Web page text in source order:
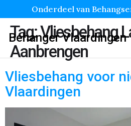
Onderdeel van
Behanger Vlaardingen
Tag:Vliesbehang
Aanbrengen
Vliesbehang voor
Vlaardingen